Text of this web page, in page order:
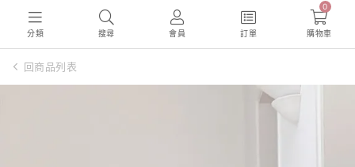
分類 搜尋 會員 訂單
0
購物車
回商品列表